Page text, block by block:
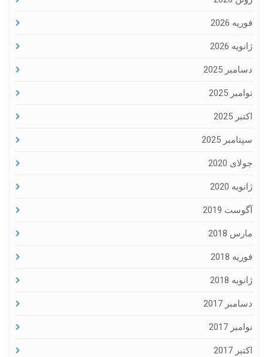
فوریه 2026
ژانویه 2026
دسامبر 2025
نوامبر 2025
اکتبر 2025
سپتامبر 2025
جولای 2020
ژانویه 2020
آگوست 2019
مارس 2018
فوریه 2018
ژانویه 2018
دسامبر 2017
نوامبر 2017
اکتبر 2017